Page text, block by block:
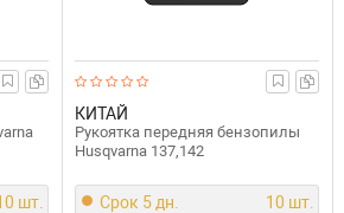
шт.
КИТАЙ
Рукоятка передняя бензопилы
Husqvarna 137,142
Срок 5 дн. 10 шт.